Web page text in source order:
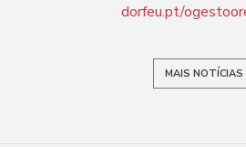
dorfeu.pt/
MAIS NOTÍCIAS